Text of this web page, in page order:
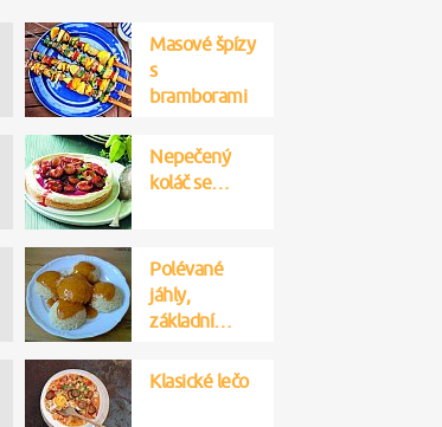
Masové špízy
s
bramborami
Nepečený
koláč se…
Polévané
jáhly,
základní…
Klasické lečo